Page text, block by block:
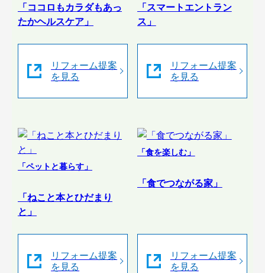
「ココロもカラダもあっ
たかヘルスケア」
リフォーム提案
を見る
「スマートエントラン
ス」
リフォーム提案
を見る
「ペットと暮らす」
「ねこと本とひだまり
と」
リフォーム提案
を見る
「食を楽しむ」
「食でつながる家」
リフォーム提案
を見る